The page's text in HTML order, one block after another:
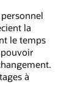
la
le temps
à